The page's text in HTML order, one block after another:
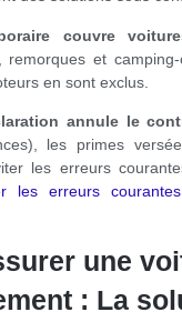
couvre
remorques et
en sont exclus.
annule le
les primes
les erreurs
les erreurs courantes
une
: La